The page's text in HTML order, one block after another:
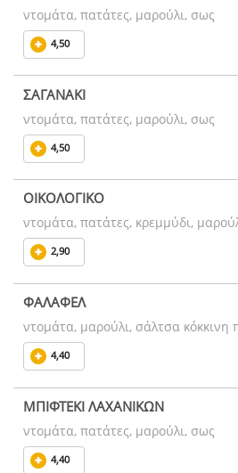
ντομάτα, πατάτες, μαρούλι, σως
4,50
ΣΑΓΑΝΑΚΙ
ντομάτα, πατάτες, μαρούλι, σως
4,50
ΟΙΚΟΛΟΓΙΚΟ
ντομάτα, πατάτες, κρεμμύδι,
2,90
ΦΑΛΑΦΕΛ
ντομάτα, μαρούλι, σάλτσα κόκκινη
4,40
ΜΠΙΦΤΕΚΙ ΛΑΧΑΝΙΚΩΝ
ντομάτα, πατάτες, μαρούλι, σως
4,40